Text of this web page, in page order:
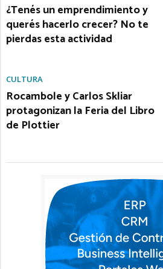
¿Tenés un emprendimiento y
querés hacerlo crecer? No te
pierdas esta actividad
CULTURA
Rocambole y Carlos Skliar
protagonizan la Feria del Libro
de Plottier